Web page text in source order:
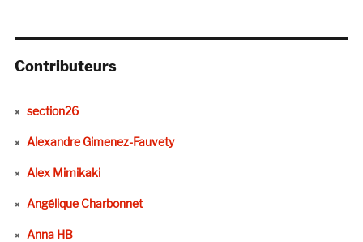
Contributeurs
section26
Alexandre Gimenez-Fauvety
Alex Mimikaki
Angélique Charbonnet
Anna HB